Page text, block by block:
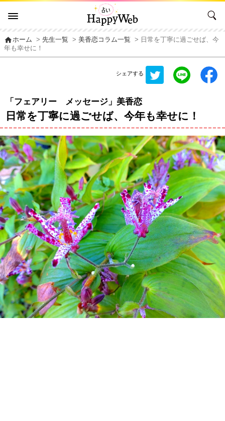
homeホーム >先生一覧 >美香恋コラム一覧
> 日常を丁寧に過ごせば、今
年も幸せに！
シェアする
「フェアリー メッセージ」美香恋
日常を丁寧に過ごせば、今年も幸せに！